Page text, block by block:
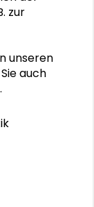
Darmstadt
zur
unseren
auch